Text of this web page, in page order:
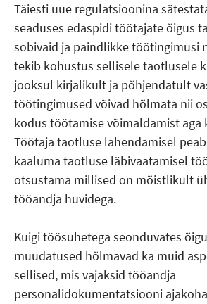
Täiesti uue regulatsioonina
seaduses edaspidi töötajate õigus
sobivaid ja paindlikke töötingimusi
tekib kohustus sellisele taotlusele
jooksul kirjalikult ja põhjendatult
töötingimused võivad hõlmata nii
kodus töötamise võimaldamist aga
Töötaja taotluse lahendamisel
kaaluma taotluse läbivaatamisel
otsustama millised on mõistlikult
tööandja huvidega.
Kuigi töösuhetega seonduvates
muudatused hõlmavad ka muid
sellised, mis vajaksid tööandja
personalidokumentatsiooni